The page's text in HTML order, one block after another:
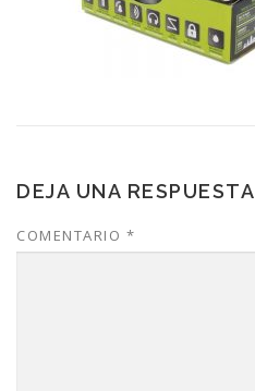
DEJA UNA RESPUESTA
COMENTARIO *